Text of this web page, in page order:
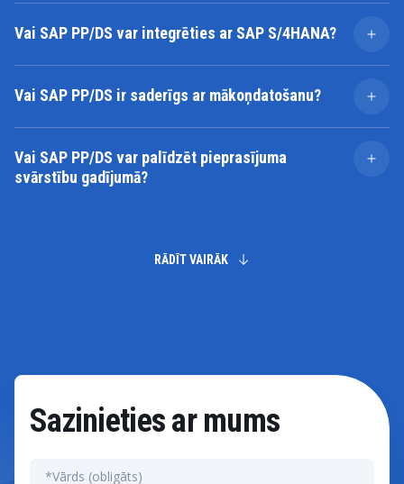
Vai SAP PP/DS var integrēties ar SAP S/4HANA?
Jā, SAP PP/DS integrējas ar SAP S/4HANA, nodrošinot
ražošanas un biznesa operācijās.
Vai SAP PP/DS ir saderīgs ar mākoņdatošanu?
SAP PP/DS var izvietot lokāli vai mākonī, ļaujot
piemērotāko izvietošanas iespēju.
Vai SAP PP/DS var palīdzēt pieprasījuma
svārstību gadījumā?
RĀDĪT VAIRĀK
Sazinieties ar mums